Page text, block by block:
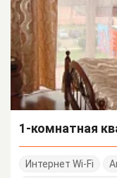
1-комнатная
Интернет Wi-Fi